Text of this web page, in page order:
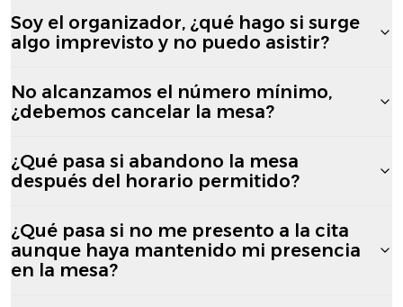
Soy el organizador, ¿qué hago si surge
algo imprevisto y no puedo asistir?
No alcanzamos el número mínimo,
¿debemos cancelar la mesa?
¿Qué pasa si abandono la mesa
después del horario permitido?
¿Qué pasa si no me presento a la cita
aunque haya mantenido mi presencia
en la mesa?